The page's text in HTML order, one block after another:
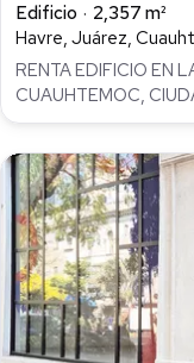
Edificio
2,357 m²
Havre, Juárez,
RENTA EDIFICIO EN
CUAUHTEMOC,